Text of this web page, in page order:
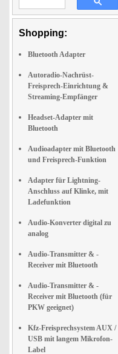
Shopping:
Bluetooth Adapter
Autoradio-Nachrüst-
Freisprech-Einrichtung &
Streaming-Empfänger
Headset-Adapter mit
Bluetooth
Audioadapter mit Bluetooth
und Freisprech-Funktion
Adapter für Lightning-
Anschluss auf Klinke, mit
Ladefunktion
Audio-Konverter digital zu
analog
Audio-Transmitter & -
Receiver mit Bluetooth
Audio-Transmitter & -
Receiver mit Bluetooth (für
PKW geeignet)
Kfz-Freisprechsystem AUX /
USB mit langem Mikrofon-
Label